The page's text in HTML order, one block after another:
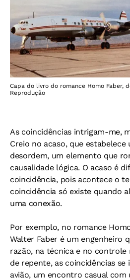
Capa do livro do romance Homo Faber,
Reprodução
As coincidências intrigam-me,
Creio no acaso, que
desordem, um elemento que
causalidade lógica. O acaso é
coincidência, pois acontece o
coincidência só existe quando
uma conexão.
Por exemplo, no romance
Walter Faber é um engenheiro
razão, na técnica e no controle
de repente, as coincidências se
avião, um encontro casual com